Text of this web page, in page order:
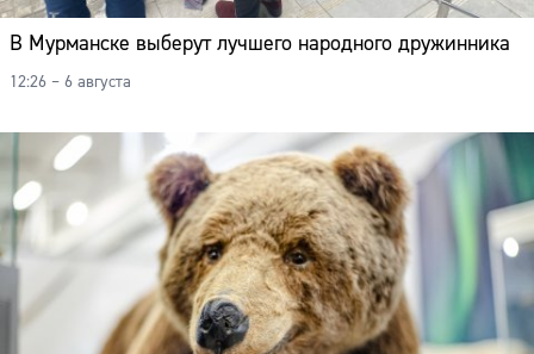
В Мурманске выберут лучшего народного дружинника
12:26 – 6 августа